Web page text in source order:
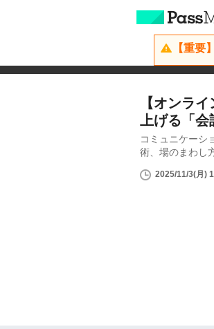
【重要
【オンラ
上げる「会
コミュニケーシ
術、場のまわし
2025/11/3(月)